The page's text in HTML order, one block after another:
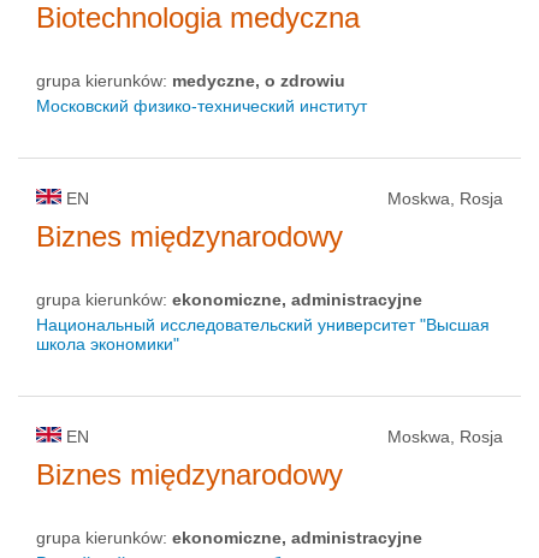
Biotechnologia medyczna
grupa kierunków: medyczne, o zdrowiu
Московский физико-технический институт
EN Moskwa, Rosja
Biznes międzynarodowy
grupa kierunków: ekonomiczne, administracyjne
Национальный исследовательский университет "Высшая
школа экономики"
EN Moskwa, Rosja
Biznes międzynarodowy
grupa kierunków: ekonomiczne, administracyjne